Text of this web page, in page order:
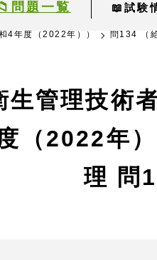
問題一覧 📖試験
4年度（2022年）） 問134 （
生管理技術
（2022年）
理 問